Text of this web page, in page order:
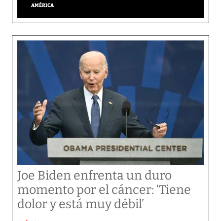
AMÉRICA
Joe Biden enfrenta un duro
momento por el cáncer: ‘Tiene
dolor y está muy débil’